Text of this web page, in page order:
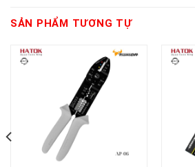
SẢN PHẨM TƯƠNG TỰ